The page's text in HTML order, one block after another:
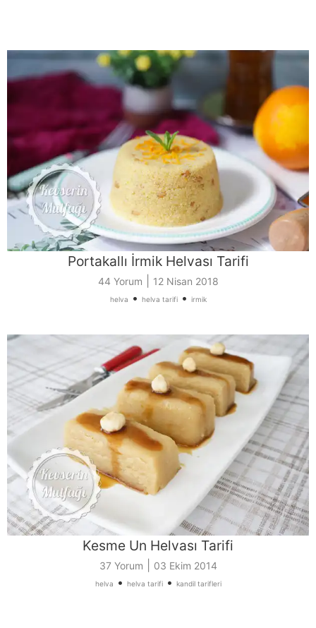
Portakallı İrmik Helvası Tarifi
44 Yorum 12 Nisan 2018
helva • helva tarifi• irmik
Kesme Un Helvası Tarifi
37 Yorum 03 Ekim 2014
helva • helva tarifi• kandil tarifleri